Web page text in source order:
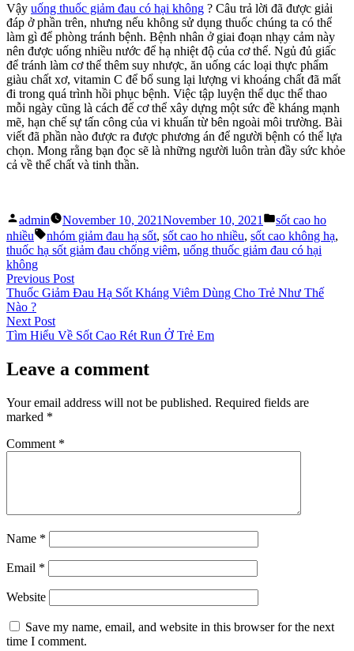
Vậy uống thuốc giảm đau có hại không ? Câu trả lời đã được giải
đáp ở phần trên, nhưng nếu không sử dụng thuốc chúng ta có thể
làm gì để phòng tránh bệnh. Bệnh nhân ở giai đoạn nhạy cảm này
nên được uống nhiều nước để hạ nhiệt độ của cơ thể. Ngủ đủ giấc
để tránh làm cơ thể thêm suy nhược, ăn uống các loại thực phẩm
giàu chất xơ, vitamin C để bổ sung lại lượng vi khoáng chất đã mất
đi trong quá trình hồi phục bệnh. Việc tập luyện thể dục thể thao
mỗi ngày cũng là cách để cơ thể xây dựng một sức đề kháng mạnh
mẽ, hạn chế sự tấn công của vi khuẩn từ bên ngoài môi trường. Bài
viết đã phần nào được ra được phương án để người bệnh có thể lựa
chọn. Mong rằng bạn đọc sẽ là những người luôn tràn đầy sức khỏe
cả về thể chất và tinh thần.
Posted
by
admin November 10, 2021November 10, 2021
Posted
in
sốt cao ho
nhiều
Tags:
nhóm giảm đau hạ sốt, sốt cao ho nhiều, sốt cao không hạ,
thuốc hạ sốt giảm đau chống viêm, uống thuốc giảm đau có hại
không
Post
navigation
Previous PostPrevious
post:
Thuốc Giảm Đau Hạ Sốt Kháng Viêm Dùng Cho Trẻ Như Thế
Nào ?
Next PostNext
post:
Tìm Hiểu Về Sốt Cao Rét Run Ở Trẻ Em
Leave a comment
Your email address will not be published. Required fields are
marked *
Comment *
Name *
Email *
Website
Save my name, email, and website in this browser for the next
time I comment.